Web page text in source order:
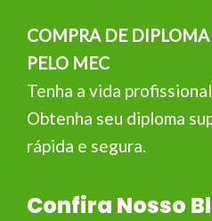
COMPRA DE
PELO MEC
Tenha a vida
Obtenha seu diploma
rápida e segura.
Confira Nosso